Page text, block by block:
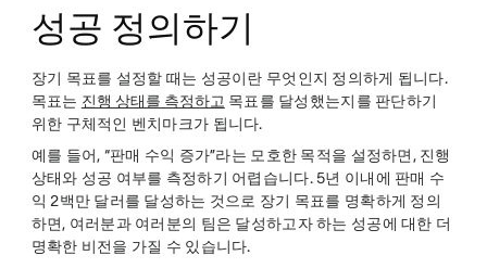
성공 정의하기
장기 목표를 설정할 때는 성공이란 무엇인지 정의하게 됩니다.
목표는 진행 상태를 측정하고 목표를 달성했는지를 판단하기
위한 구체적인 벤치마크가 됩니다.
예를 들어, “판매 수익 증가”라는 모호한 목적을 설정하면, 진행
상태와 성공 여부를 측정하기 어렵습니다. 5년 이내에 판매 수
익 2백만 달러를 달성하는 것으로 장기 목표를 명확하게 정의
하면, 여러분과 여러분의 팀은 달성하고자 하는 성공에 대한 더
명확한 비전을 가질 수 있습니다.